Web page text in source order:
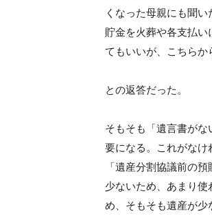
くなった母親にも聞
貯金を火葬や各支払
てもいいが、こちらか
との返答だった。
そもそも「遺言書が
要になる。これがなけ
「遺産分割協議前の
少ないため、あまり
め、そもそも遺産が少